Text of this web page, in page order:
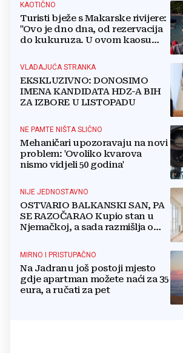
KAOTIČNO
Turisti bježe s Makarske rivijere:
"Ovo je dno dna, od rezervacija
do kukuruza. U ovom kaosu
VLADAJUĆA STRANKA
EKSKLUZIVNO: DONOSIMO
IMENA KANDIDATA HDZ-A BIH
ZA IZBORE U LISTOPADU
NE PAMTE NIŠTA SLIČNO
Mehaničari upozoravaju na novi
problem: 'Ovoliko kvarova
nismo vidjeli 50 godina'
NIJE JEDNOSTAVNO
OSTVARIO BALKANSKI SAN, PA
SE RAZOČARAO Kupio stan u
Njemačkoj, a sada razmišlja o
MIRNO I PRISTUPAČNO
Na Jadranu još postoji mjesto
gdje apartman možete naći za 35
eura, a ručati za pet